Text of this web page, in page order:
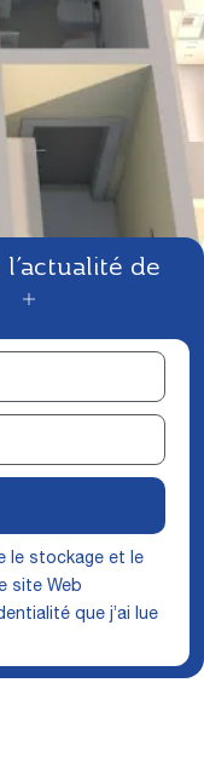
de
le stockage et le
site Web
que j’ai lue